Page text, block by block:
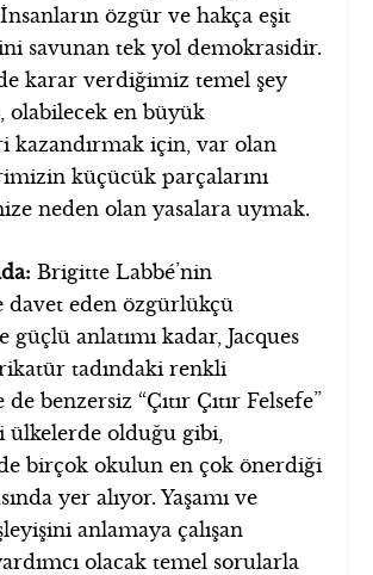
özgür ve hakça eşit
savunan tek yol demokrasidir.
karar verdiğimiz temel şey
olabilecek en büyük
kazandırmak için, var olan
küçücük parçalarını
neden olan yasalara uymak.
Brigitte Labbé’nin
davet eden özgürlükçü
güçlü anlatımı kadar, Jacques
tadındaki renkli
benzersiz “Çıtır Çıtır Felsefe”
ülkelerde olduğu gibi,
birçok okulun en çok önerdiği
yer alıyor. Yaşamı ve
anlamaya çalışan
olacak temel sorularla